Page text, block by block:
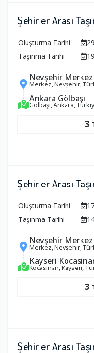
Şehirler Arası
Oluşturma Tarihi
Taşınma Tarihi
Nevşehir Merkez
Merkez, Nevşehir,
Ankara Gölbaşı
Gölbaşı, Ankara,
3
Şehirler Arası
Oluşturma Tarihi
Taşınma Tarihi
Nevşehir Merkez
Merkez, Nevşehir,
Kayseri
Kocasinan, Kayseri,
3
Şehirler Arası